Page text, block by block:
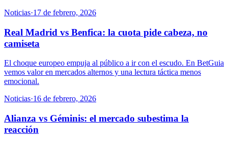
Noticias·17 de febrero, 2026
Real Madrid vs Benfica: la cuota pide cabeza, no
camiseta
El choque europeo empuja al público a ir con el escudo. En BetGuia
vemos valor en mercados alternos y una lectura táctica menos
emocional.
Noticias·16 de febrero, 2026
Alianza vs Géminis: el mercado subestima la
reacción